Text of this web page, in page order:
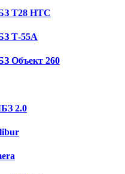
T28 HTC
Т-55А
Объект 260
2.0